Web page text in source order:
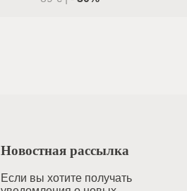
Новостная рассылка
Если вы хотите получать